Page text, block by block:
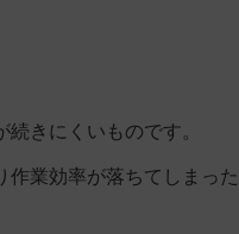
きにくいものです。
業効率が落ちてしまっ